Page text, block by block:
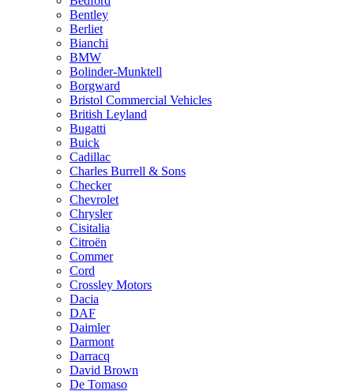
Bentley
Berliet
Bianchi
BMW
Bolinder-Munktell
Borgward
Bristol Commercial Vehicles
British Leyland
Bugatti
Buick
Cadillac
Charles Burrell & Sons
Checker
Chevrolet
Chrysler
Cisitalia
Citroën
Commer
Cord
Crossley Motors
Dacia
DAF
Daimler
Darmont
Darracq
David Brown
De Tomaso